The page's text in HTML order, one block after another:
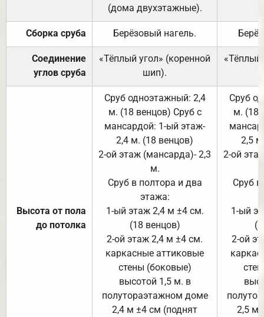
(дома двухэтажные).
Сборка сруба Берёзовый нагель.
Соединение
углов сруба
«Тёплый угол» (коренной
шип).
«Тёплый
Высота от пола
до потолка
Сруб одноэтажный: 2,4
м. (18 венцов) Сруб с
мансардой: 1-ый этаж-
2,4 м. (18 венцов)
2-ой этаж (мансарда)- 2,3
м.
Сруб в полтора и два
этажа:
1-ый этаж 2,4 м ±4 см.
(18 венцов)
2-ой этаж 2,4 м ±4 см.
каркасные аттиковые
стены (боковые)
высотой 1,5 м. в
полутораэтажном доме
2,4 м ±4 см (поднят
Сруб
м. (18
2,5
2-ой
Сруб
1-ый
2-ой
2,5 м